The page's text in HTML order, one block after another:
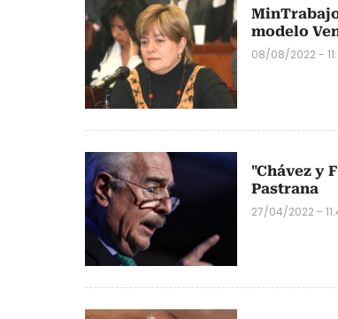
modelo
08/08/2022 -
"Chávez y
Pastrana
27/04/2022 -